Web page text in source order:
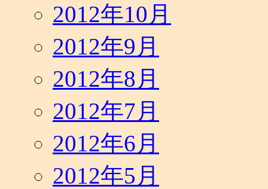
2012年10月
2012年9月
2012年8月
2012年7月
2012年6月
2012年5月